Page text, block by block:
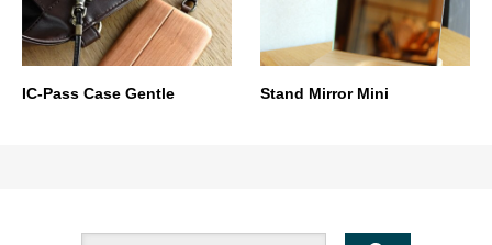
IC-Pass Case Gentle Stand Mirror Mini